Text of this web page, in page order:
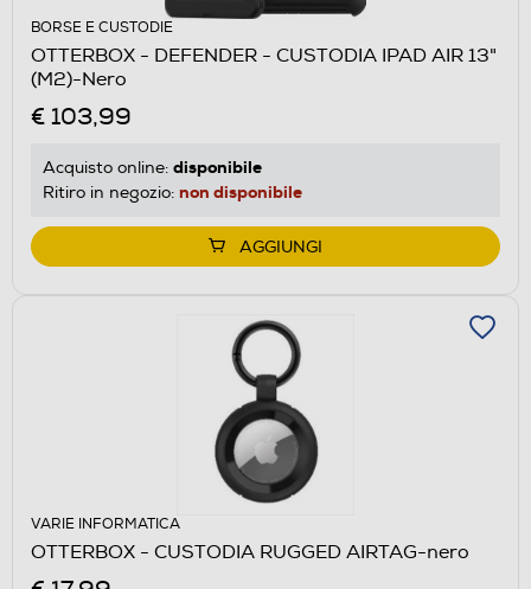
BORSE E CUSTODIE
OTTERBOX - DEFENDER - CUSTODIA IPAD AIR 13"
(M2)-Nero
€ 103,99
Acquisto online: disponibile
Ritiro in negozio: non disponibile
AGGIUNGI
VARIE INFORMATICA
OTTERBOX - CUSTODIA RUGGED AIRTAG-nero